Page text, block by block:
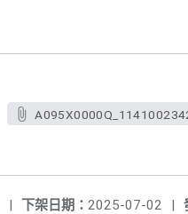
下架日期： 2025-07-02 |
|